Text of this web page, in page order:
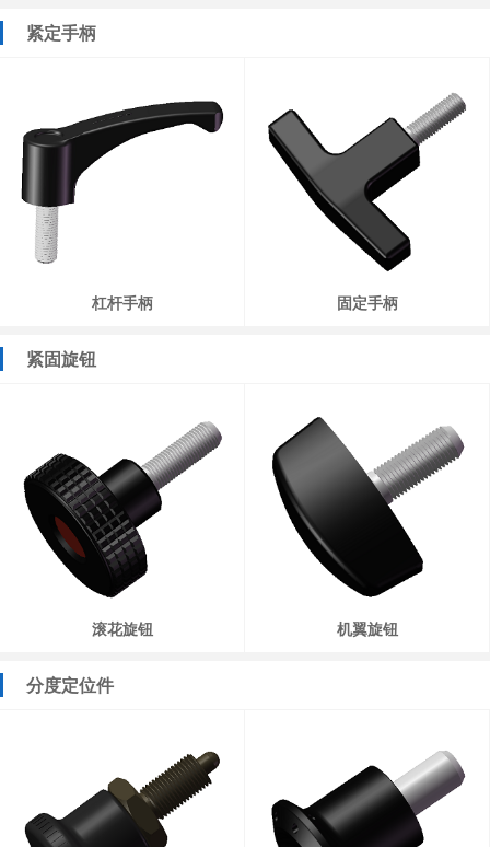
紧定手柄
杠杆手柄 固定手柄
紧固旋钮
滚花旋钮 机翼旋钮
分度定位件